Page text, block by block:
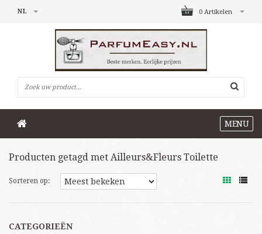
0 Artikelen
NL
MENU
Producten getagd met Ailleurs&Fleurs Toilette
Sorteren op:
CATEGORIEËN